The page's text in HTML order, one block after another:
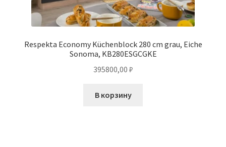
Respekta Economy Küchenblock 280 cm grau, Eiche
Sonoma, KB280ESGCGKE
395800,00 ₽
В корзину